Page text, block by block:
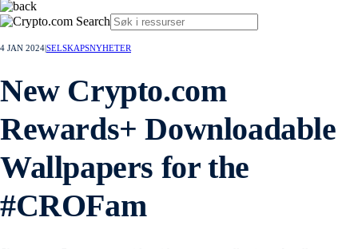
4 JAN 2024SELSKAPSNYHETER
New Crypto.com
Rewards+ Downloadable
Wallpapers for the
#CROFam